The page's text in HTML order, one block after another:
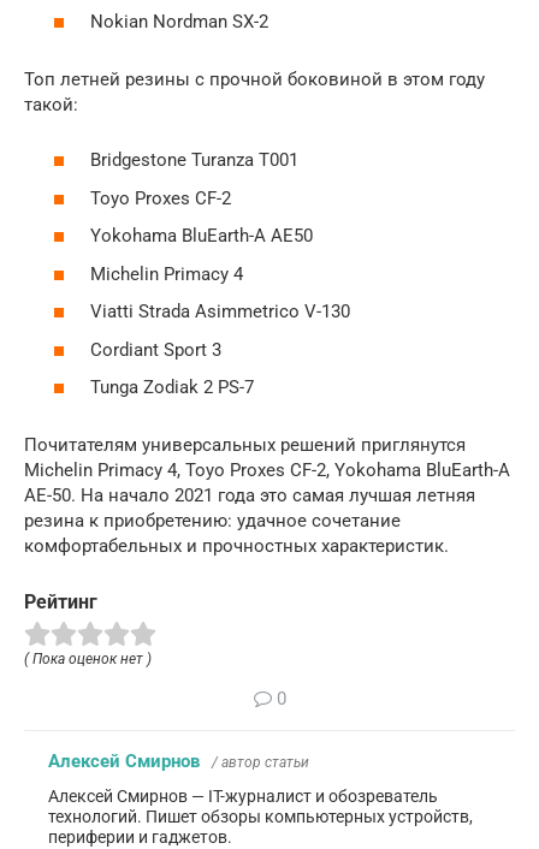
Nokian Nordman SX-2
Топ летней резины с прочной боковиной в этом году
такой:
Bridgestone Turanza T001
Toyo Proxes CF-2
Yokohama BluEarth-A AE50
Michelin Primacy 4
Viatti Strada Asimmetrico V-130
Cordiant Sport 3
Tunga Zodiak 2 PS-7
Почитателям универсальных решений приглянутся
Michelin Primacy 4, Toyo Proxes CF-2, Yokohama BluEarth-A
AE-50. На начало 2021 года это самая лучшая летняя
резина к приобретению: удачное сочетание
комфортабельных и прочностных характеристик.
Рейтинг
( Пока оценок нет )
0
Алексей Смирнов / автор статьи
Алексей Смирнов — IT-журналист и обозреватель
технологий. Пишет обзоры компьютерных устройств,
периферии и гаджетов.